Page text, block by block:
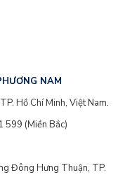
NAM
Hồ Chí Minh, Việt Nam.
599 (Miền Bắc)
Đông Hưng Thuận, TP.